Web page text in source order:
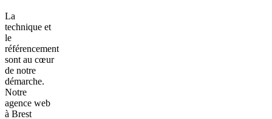
La
technique et
le
référencement
sont au cœur
de notre
démarche.
Notre
agence web
à Brest